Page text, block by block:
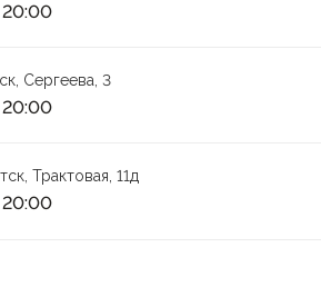
Сергеева, 3
Трактовая, 11д